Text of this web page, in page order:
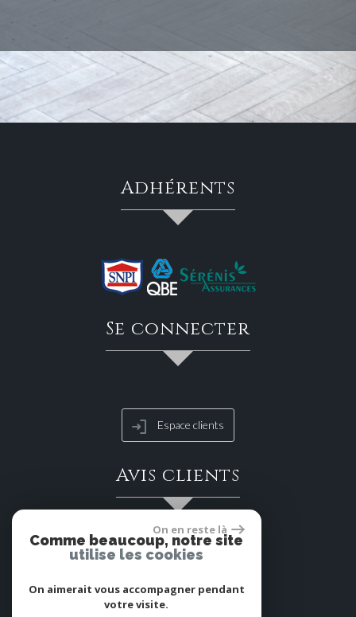
adhérents
se connecter
Espace clients
avis clients
On en reste là
Comme beaucoup, notre site
utilise les cookies
On aimerait vous accompagner pendant
votre visite.